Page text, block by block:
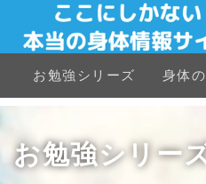
お勉強シリーズ 身体
お勉強シリー